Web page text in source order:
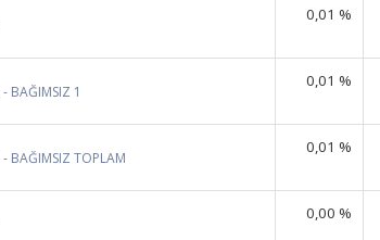
0,01 %
- BAĞIMSIZ 1
0,01 %
- BAĞIMSIZ TOPLAM
0,01 %
0,00 %